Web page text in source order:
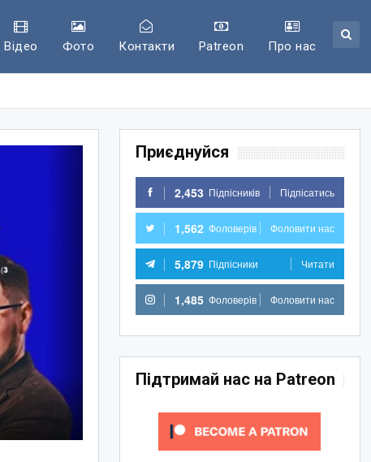
Відео Фото Контакти Patreon Про нас
Приєднуйся
2,453 Підпісників Підпісатись
1,562 Фоловерів Фоловити нас
5,879 Підпісники Читати
1,485 Фоловерів Фоловити нас
Підтримай нас на Patreon